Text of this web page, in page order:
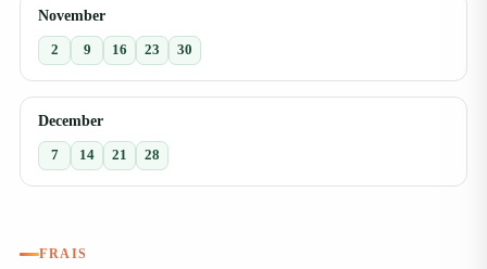
November
2 9 16 23 30
December
7 14 21 28
FRAIS